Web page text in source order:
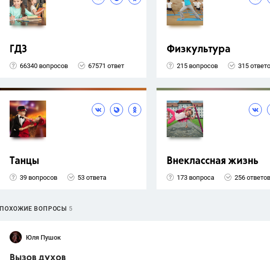
ГДЗ
66340 вопросов 67571 ответ
Физкультура
215 вопросов 315
Танцы
39 вопросов 53 ответа
Внеклассная жизнь
173 вопроса 256 ответов
ПОХОЖИЕ ВОПРОСЫ 5
Юля Пушок
Вызов духов